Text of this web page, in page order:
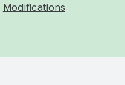
Modifications